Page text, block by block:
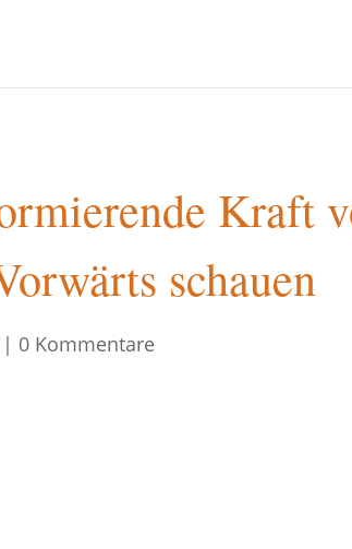
Kraft
schauen
| 0 Kommentare